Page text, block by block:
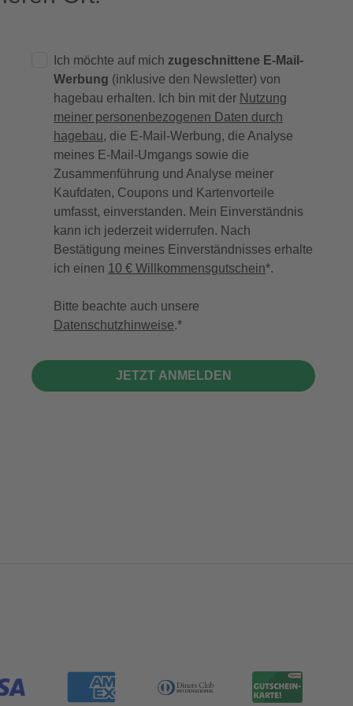
Ich möchte auf mich zugeschnittene E-Mail-
Werbung (inklusive den Newsletter) von
hagebau erhalten. Ich bin mit der Nutzung
meiner personenbezogenen Daten durch
hagebau, die E-Mail-Werbung, die Analyse
meines E-Mail-Umgangs sowie die
Zusammenführung und Analyse meiner
Kaufdaten, Coupons und Kartenvorteile
umfasst, einverstanden. Mein Einverständnis
kann ich jederzeit widerrufen. Nach
Bestätigung meines Einverständnisses erhalte
ich einen 10 € Willkommensgutschein*.
Bitte beachte auch unsere
Datenschutzhinweise.
JETZT ANMELDEN